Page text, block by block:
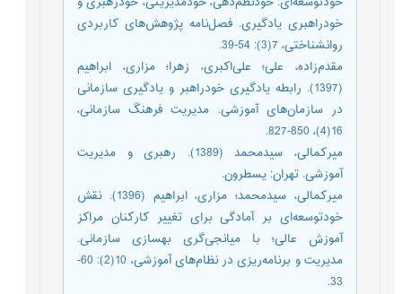
خودراهبری یادگیری. فصل‌نامه پژوهش‌های کاربردی
روانشناختی، 7(3): 54-39.
مقدم‌زاده، علی؛ علی‌اکبری، زهرا؛ مزاری، ابراهیم
(1397). رابطه یادگیری خودراهبر و یادگیری سازمانی
در سازمان‌های آموزشی. مدیریت فرهنگ سازمانی،
16(4)، 850-827.
میرکمالی، سیدمحمد (1389). رهبری و مدیریت
آموزشی. تهران: یسطرون.
میرکمالی، سیدمحمد؛ مزاری، ابراهیم (1396). نقش
خودتوسعه‌ای بر آمادگی برای تغییر کارکنان مراکز
آموزش عالی؛ با میانجی‌گری بهسازی سازمانی.
مدیریت و برنامه‌ریزی در نظام‌های آموزشی، 10(2): 60-
33.